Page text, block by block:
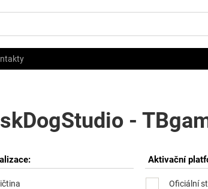
-
Aktivační
Oficiální